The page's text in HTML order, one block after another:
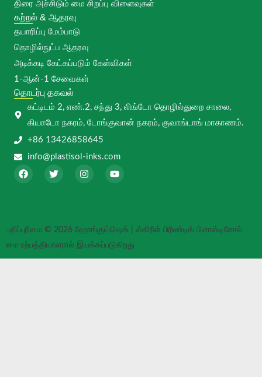
திரை அச்சிடும் மை சிறப்பு விளைவுகள்
கற்றல் & ஆதரவு
தயாரிப்பு மேம்பாடு
தொழில்நுட்ப ஆதரவு
அடிக்கடி கேட்கப்படும் கேள்விகள்
1-ஆன்-1 சேவைகள்
தொடர்பு தகவல்
கட்டிடம் 2, எண்.2, சந்து 3, லிங்டோ தொழில்துறை சாலை,
கியாடோ நகரம், டோங்குவான் நகரம், குவாங்டாங் மாகாணம்.
+86 13426858645
info@plastisol-inks.com
பே
ஸ்
ட்
வி
இ
ன்
யூ
டி
பதிப்புரிமை © 2026 ஹோங்குய்ஷெங் | ஸ்கிரீன் பிரிண்டிங் பிளாஸ்டிசோல்
மை உற்பத்தியாளரால் இயக்கப்படுகிறது